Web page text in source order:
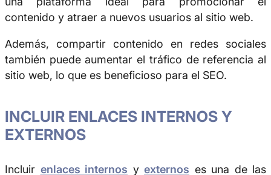
contenido y atraer a nuevos usuarios al sitio web.
Además, compartir contenido en redes sociales
también puede aumentar el tráfico de referencia al
sitio web, lo que es beneficioso para el SEO.
INCLUIR ENLACES INTERNOS Y
EXTERNOS
Incluir enlaces internos y externos es una de las